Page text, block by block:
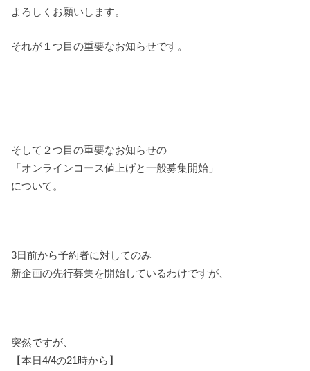
よろしくお願いします。
それが１つ目の重要なお知らせです。
そして２つ目の重要なお知らせの
「オンラインコース値上げと一般募集開始」
について。
3日前から予約者に対してのみ
新企画の先行募集を開始しているわけですが、
突然ですが、
【本日4/4の21時から】